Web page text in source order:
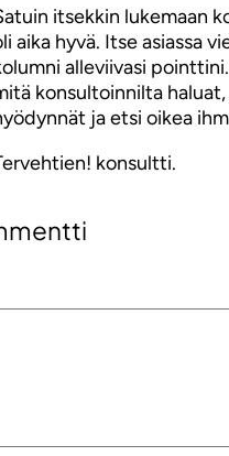
itsekkin lukemaan
aika hyvä. Itse asiassa
alleviivasi
konsultoinnilta
ja etsi oikea
konsultti.